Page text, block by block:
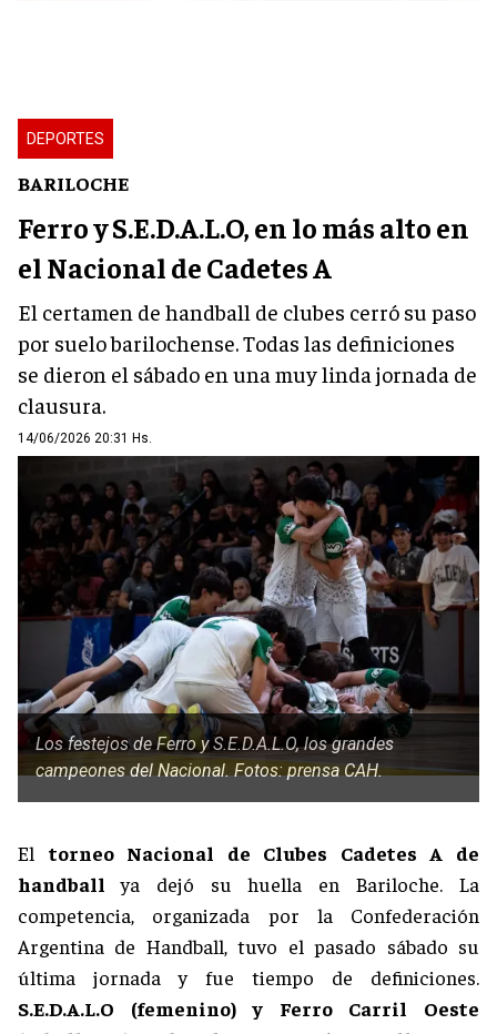
DEPORTES
BARILOCHE
Ferro y S.E.D.A.L.O, en lo más alto en
el Nacional de Cadetes A
El certamen de handball de clubes cerró su paso
por suelo barilochense. Todas las definiciones
se dieron el sábado en una muy linda jornada de
clausura.
14/06/2026 20:31 Hs.
Los festejos de Ferro y S.E.D.A.L.O, los grandes
campeones del Nacional. Fotos: prensa CAH.
El torneo Nacional de Clubes Cadetes A de
handballya dejó su huella en Bariloche. La
competencia, organizada por la Confederación
Argentina de Handball, tuvo el pasado sábado su
última jornada y fue tiempo de definiciones.
S.E.D.A.L.O (femenino) y Ferro Carril Oeste